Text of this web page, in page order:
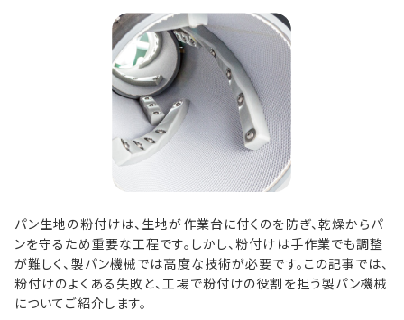
パン生地の粉付けは、生地が作業台に付くのを防ぎ、乾燥からパ
ンを守るため重要な工程です。しかし、粉付けは手作業でも調整
が難しく、製パン機械では高度な技術が必要です。この記事では、
粉付けのよくある失敗と、工場で粉付けの役割を担う製パン機械
についてご紹介します。